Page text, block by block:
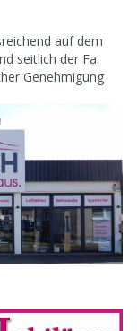
auf dem
seitlich der Fa.
Genehmigung